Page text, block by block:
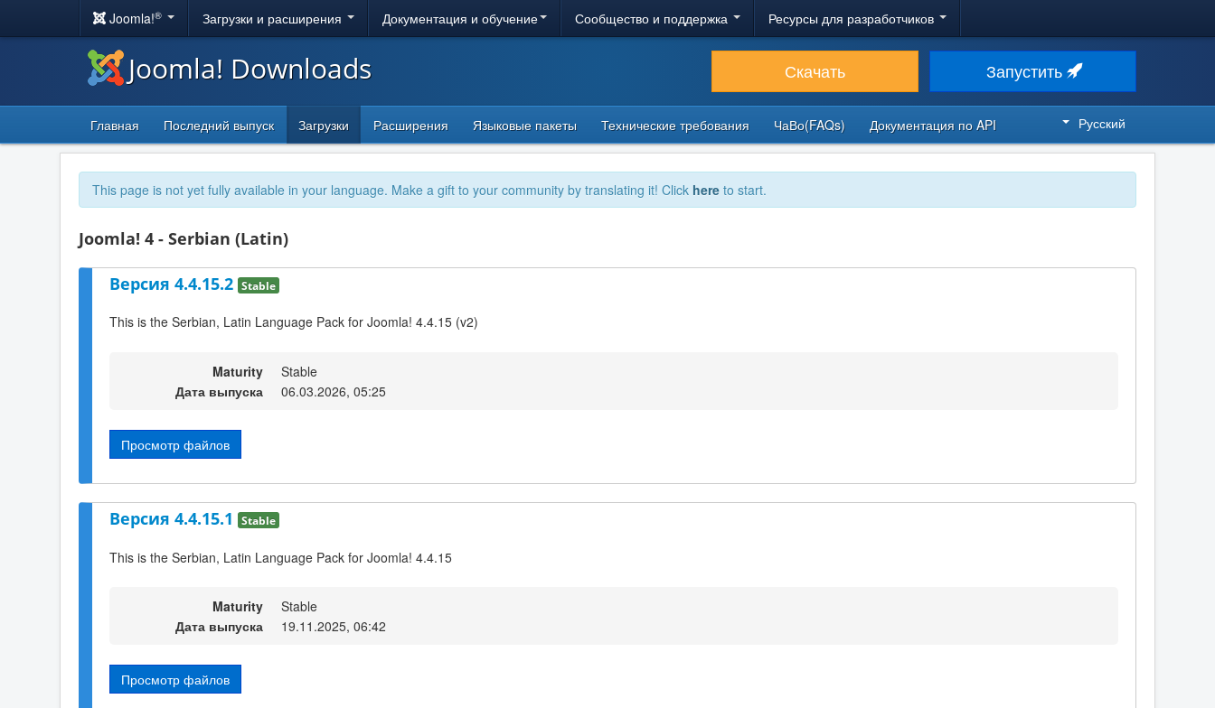
Joomla!® Загрузки и расширения Документация и обучение Сообщество и поддержка Ресурсы для разработчиков
Joomla! Downloads Скачать Запустить
Главная Последний выпуск Загрузки Расширения Языковые пакеты Технические требования ЧаВо(FAQs) Документация по API Русский
This page is not yet fully available in your language. Make a gift to your community by translating it! Click here to start.
Joomla! 4 - Serbian (Latin)
Версия 4.4.15.2 Stable
This is the Serbian, Latin Language Pack for Joomla! 4.4.15 (v2)
Maturity
Stable
Дата выпуска
06.03.2026, 05:25
Просмотр файлов
Версия 4.4.15.1 Stable
This is the Serbian, Latin Language Pack for Joomla! 4.4.15
Maturity
Stable
Дата выпуска
19.11.2025, 06:42
Просмотр файлов